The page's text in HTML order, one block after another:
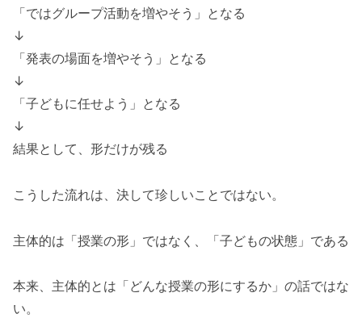
「ではグループ活動を増やそう」となる
↓
「発表の場面を増やそう」となる
↓
「子どもに任せよう」となる
↓
結果として、形だけが残る
こうした流れは、決して珍しいことではない。
主体的は「授業の形」ではなく、「子どもの状態」である
本来、主体的とは「どんな授業の形にするか」の話ではな
い。